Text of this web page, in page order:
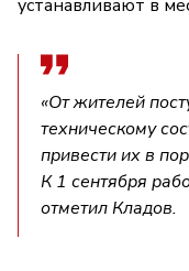
устанавливают в
«От жителей
техническому
привести их в
К 1 сентября
отметил Кладов.